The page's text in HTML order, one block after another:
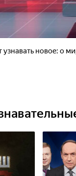
узнавать новое: о